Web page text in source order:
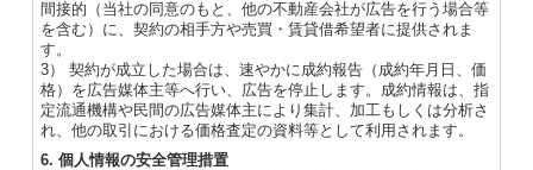
間接的（当社の同意のもと、他の不動産会社が広告を行う場合等
を含む）に、契約の相手方や売買・賃貸借希望者に提供されま
す。
3） 契約が成立した場合は、速やかに成約報告（成約年月日、価
格）を広告媒体主等へ行い、広告を停止します。成約情報は、指
定流通機構や民間の広告媒体主により集計、加工もしくは分析さ
れ、他の取引における価格査定の資料等として利用されます。
6. 個人情報の安全管理措置